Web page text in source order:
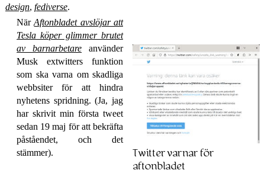
design, fediverse.
Twitter varnar för
aftonbladet
NärAftonbladet avslöjar att
Tesla köper glimmer brutet
av barn­arbetare använder
Musk extwitters funktion
som ska varna om skadliga
webbsiter för att hindra
nyhetens spridning. (Ja, jag
har skrivit min första tweet
sedan 19 maj för att bekräfta
påståendet, och det
stämmer).